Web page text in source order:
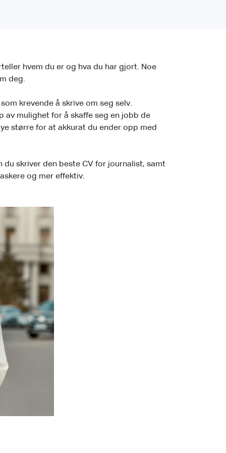
hvem du er og hva du har gjort. Noe
deg.
krevende å skrive om seg selv.
av mulighet for å skaffe seg en jobb de
større for at akkurat du ender opp med
skriver den beste CV for journalist, samt
og mer effektiv.